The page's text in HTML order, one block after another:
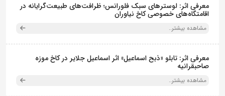
معرفی اثر: لوسترهای سبک فلورانس؛ ظرافت‌های طبیعت‌گرایانه در
اقامتگاه‌های خصوصی کاخ نیاوران
مشاهده بیشتر..
معرفی اثر: تابلو «ذبح اسماعیل» اثر اسماعیل جلایر در کاخ موزه
صاحبقرانیه
مشاهده بیشتر..